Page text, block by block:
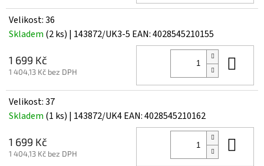
Velikost: 36
Skladem (2 ks) | 143872/UK3-5 EAN:4028545210155
1 699 Kč
1 404,13 Kč bez DPH
Velikost: 37
Skladem (1 ks) | 143872/UK4EAN:4028545210162
1 699 Kč
1 404,13 Kč bez DPH